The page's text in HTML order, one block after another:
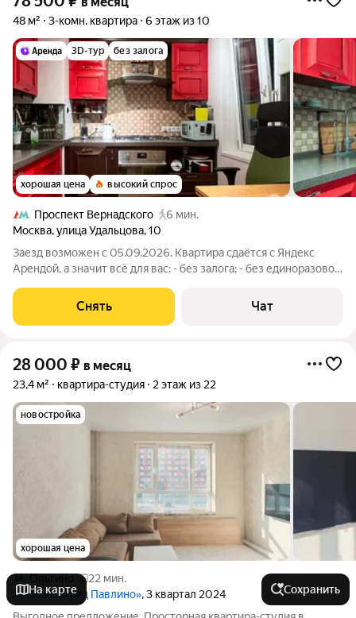
48 м² 3-комн. квартира 6 этаж из 10
3D-тур без залога
хорошая цена высокий спрос
Проспект Вернадского
6 мин.
Москва,улица Удальцова,10
Заезд возможен с 05.09.2026. Квартира сдаётся с Яндекс
Арендой, а значит всё для вас: - без залога; - без единоразовой
проживания. Мы можем показать вам квартиру онлайн это так
же детально,
Снять Чат
28 000 ₽ в месяц
23,4 м² квартира-студия 2 этаж из 22
новостройка
хорошая цена
22 мин.
ЖК «Новоград Павлино», 3 квартал 2024
На карте Сохранить